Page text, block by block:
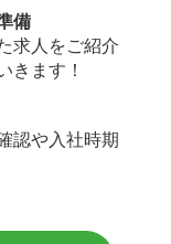
備
求人をご紹介
きます！
認や入社時期